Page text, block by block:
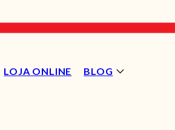
LOJA ONLINE BLOG